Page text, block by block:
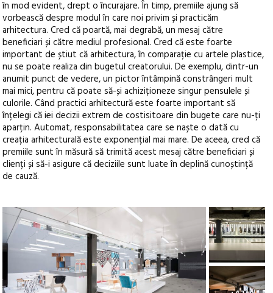
în mod evident, drept o încurajare. În timp, premiile ajung să
vorbească despre modul în care noi privim și practicăm
arhitectura. Cred că poartă, mai degrabă, un mesaj către
beneficiari și către mediul profesional. Cred că este foarte
important de știut că arhitectura, în comparație cu artele plastice,
nu se poate realiza din bugetul creatorului. De exemplu, dintr-un
anumit punct de vedere, un pictor întâmpină constrângeri mult
mai mici, pentru că poate să-și achiziționeze singur pensulele și
culorile. Când practici arhitectură este foarte important să
înțelegi că iei decizii extrem de costisitoare din bugete care nu-ți
aparțin. Automat, responsabilitatea care se naște o dată cu
creația arhitecturală este exponențial mai mare. De aceea, cred că
premiile sunt în măsură să trimită acest mesaj către beneficiari și
clienți și să-i asigure că deciziile sunt luate în deplină cunoștință
de cauză.